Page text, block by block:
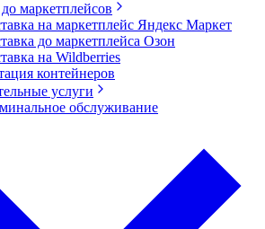
маркетплейсов
на маркетплейс Яндекс Маркет
до маркетплейса Озон
на Wildberries
контейнеров
услуги
обслуживание